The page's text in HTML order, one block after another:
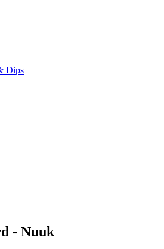
Dips
- Nuuk